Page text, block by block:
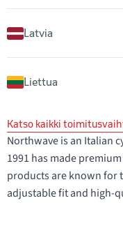
Latvia
Liettua
Katso kaikki
Northwave is an Italian
1991 has made
products are known for
adjustable fit and high-